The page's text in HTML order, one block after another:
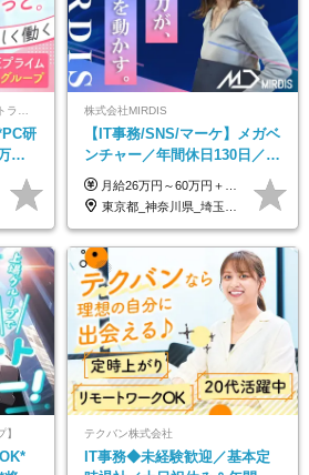
研
円
株式会社MIRDIS
【IT事務/SNS/マーケ】メガベ
ンチャー／年間休日130日／
SNS業務／リモート可能／未
経験◎
月給26万円～60万円＋賞与1回＋各種手当 ★Point：経験者の方は100％年収UPでの待遇提示も可能！ ※試用期間6カ月 ※期間中は月給23万円以上～スタート ※期間中は契約社員
東京都_神奈川県_埼玉県_千葉県
テクバン株式会社
IT事務◆未経験歓迎／基本定